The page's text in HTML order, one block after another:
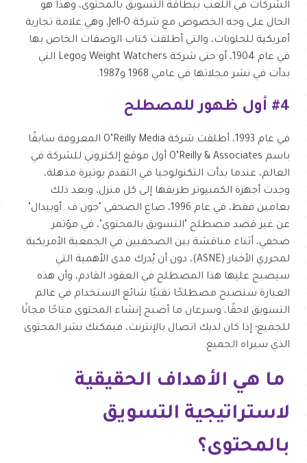
الشركات في اللعب ببطاقة التسويق بالمحتوى، وهذا هو
الحال على وجه الخصوص مع شركة Jell-O، وهي علامة تجارية
أمريكية للحلويات، والتي أطلقت كتاب الوصفات الخاص بها
في عام 1904، أو حتى شركة Weight Watchers وLego التي
بدأت في نشر مجلاتها في عامي 1968 و1987.
#4 أول ظهور للمصطلح
في عام 1993، أطلقت شركة O’Reilly Media المعروفة سابقًا
باسم O’Reilly & Associates أول موقع إلكتروني للشركة في
العالم، عندما بدأت التكنولوجيا في التقدم بوتيرة مذهلة،
وجدت أجهزة الكمبيوتر طريقها إلى كل منزل، وبعد ذلك
بعامين فقط، في عام 1996، صاغ الصحفي "جون ف. أوبيدال"
عن غير قصد مصطلح "التسويق بالمحتوى"، في مؤتمر
صحفي، أثناء مناقشة بين الصحفيين في الجمعية الأمريكية
لمحرري الأخبار (ASNE)، دون أن يُدرك مدى الأهمية التي
سيصبح عليها هذا المصطلح في العقود القادم، وأن هذه
العبارة ستصبح مصطلحًا تقنيًا شائع الاستخدام في عالم
التسويق لاحقًا، وسرعان ما أصبح إنشاء المحتوى متاحًا مجانًا
للجميع؛ إذا كان لديك اتصال بالإنترنت، فيمكنك نشر المحتوى
الذي سيراه الجميع.
ما هي الأهداف الحقيقية
لاستراتيجية التسويق
بالمحتوى؟